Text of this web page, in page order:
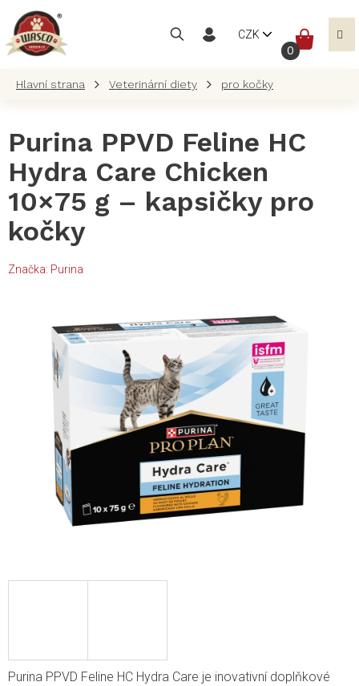
obsah
CZK
Veterinární diety pro kočky
Purina PPVD Feline HC
Hydra Care Chicken
10×75 g – kapsičky pro
kočky
Značka: Purina
Purina PPVD Feline HC Hydra Care je inovativní doplňkové